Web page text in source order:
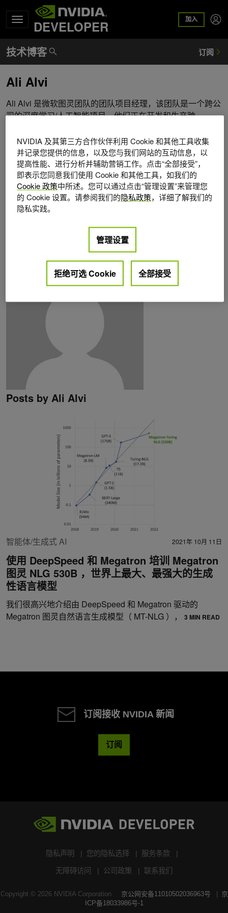
DEVELOPER 加入
Ali Alvi
Ali Alvi 是微软图灵团队的团队项目经理，该团队是一个跨公
司的深度学习/人工智能项目。他们正在开发和生产跨
SharePoint 、 Bing 、 Dynamics 、 Maps 等）的雄心勃勃
的深度学习功能。他的重点包括非结构化和半结构化数据的
QA 、搜索相关模型、机器阅读理解、自然语言表示、自然
语言生成、通过向量空间嵌入的文档和查询表示、对话和对
话 AI 以及多模态 AI 模型。此前，他是微软推出第一款可穿
戴设备微软乐队的团队成员。他领导 Microsoft Band 和
Health 的应用程序、体验和开发平台。 Ali 从拉合尔管理科
学大学（ LUMS ）获得计算机科学学士学位，辅修数学和经
济学。阿里自 2001 年以来一直在微软工作。
Posts by Ali Alvi
智能体/生成式 AI 2021年 10月 11日
使用 DeepSpeed 和 Megatron 培训 Megatron
图灵 NLG 530B ，世界上最大、最强大的生成
性语言模型
我们很高兴地介绍由 DeepSpeed 和 Megatron 驱动的
Megatron 图灵自然语言生成模型（ MT-NLG ），
3 MIN READ
订阅接收 NVIDIA 新闻
订阅
隐私声明 您的隐私选择 服务条款
无障碍访问 公司政策 联系我们
Copyright © 2026NVIDIA Corporation 京公网安备11010502036963号
京
ICP备18033986号-1
NVIDIA 及其第三方合作伙伴利用 Cookie 和其他工具收集
并记录您提供的信息，以及您与我们网站的互动信息，以
提高性能、进行分析并辅助营销工作。点击“全部接受”，
即表示您同意我们使用 Cookie 和其他工具，如我们的
Cookie 政策中所述。您可以通过点击“管理设置”来管理您
的 Cookie 设置。请参阅我们的隐私政策，详细了解我们的
隐私实践。
管理设置
拒绝可选 Cookie 全部接受